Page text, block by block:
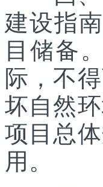
建设指
目储备
际，不
坏自然
项目总
用。